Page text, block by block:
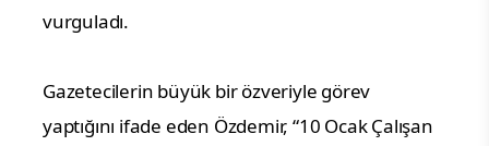
vurguladı.
Gazetecilerin büyük bir özveriyle görev
yaptığını ifade eden Özdemir, “10 Ocak Çalışan